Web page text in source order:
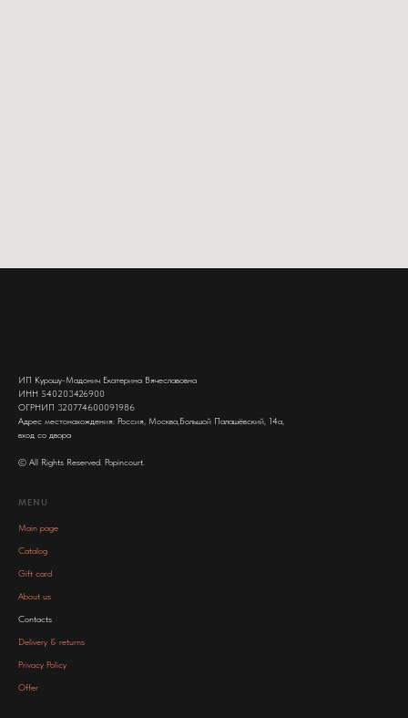
ИП Курошу-Мадонич Екатерина Вячеславовна
ИНН 540203426900
ОГРНИП 320774600091986
Адрес местонахождения: Россия, Москва,Большой Палашёвский, 14а,
вход со двора
© All Rights Reserved. Popincourt.
MENU
Main page
Catalog
Gift card
About us
Contacts
Delivery & returns
Privacy Policy
Offer